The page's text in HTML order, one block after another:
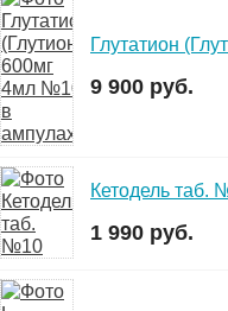
Глутатион
9 900 руб.
Кетодель таб.
1 990 руб.